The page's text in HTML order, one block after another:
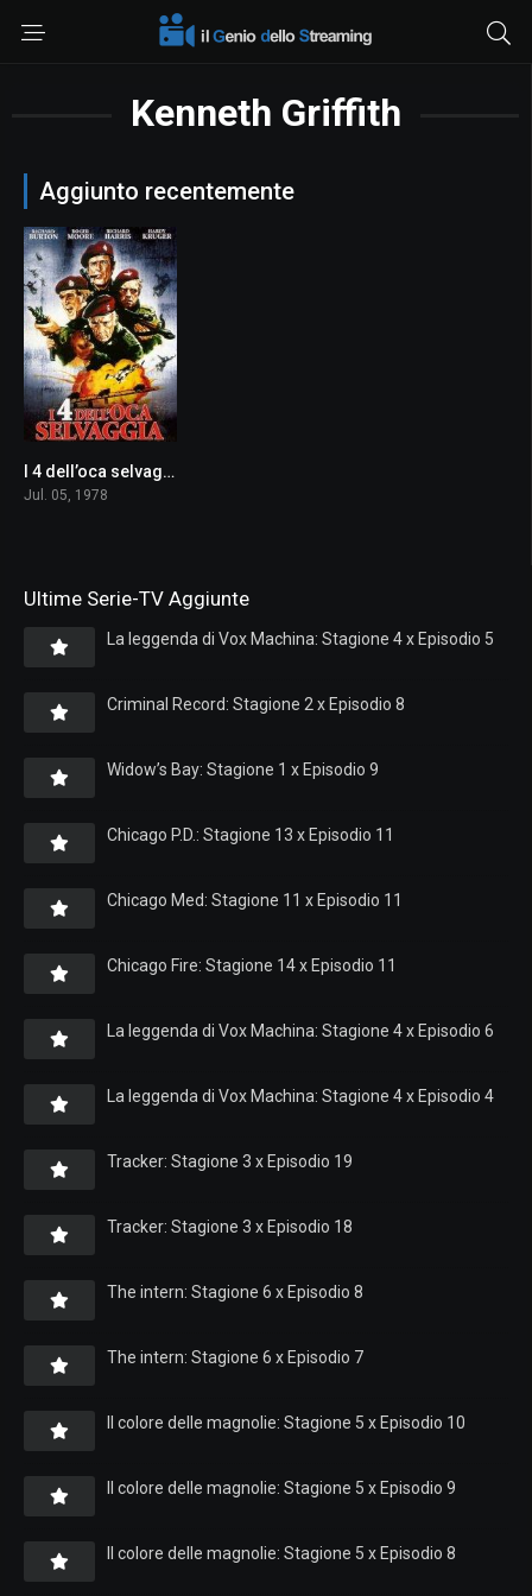
Kenneth Griffith
Aggiunto recentemente
6.8I 4 dell’oca selvaggia
Jul. 05, 1978
Ultime Serie-TV Aggiunte
La leggenda di Vox Machina: Stagione 4 x Episodio 5
Criminal Record: Stagione 2 x Episodio 8
Widow’s Bay: Stagione 1 x Episodio 9
Chicago P.D.: Stagione 13 x Episodio 11
Chicago Med: Stagione 11 x Episodio 11
Chicago Fire: Stagione 14 x Episodio 11
La leggenda di Vox Machina: Stagione 4 x Episodio 6
La leggenda di Vox Machina: Stagione 4 x Episodio 4
Tracker: Stagione 3 x Episodio 19
Tracker: Stagione 3 x Episodio 18
The intern: Stagione 6 x Episodio 8
The intern: Stagione 6 x Episodio 7
Il colore delle magnolie: Stagione 5 x Episodio 10
Il colore delle magnolie: Stagione 5 x Episodio 9
Il colore delle magnolie: Stagione 5 x Episodio 8